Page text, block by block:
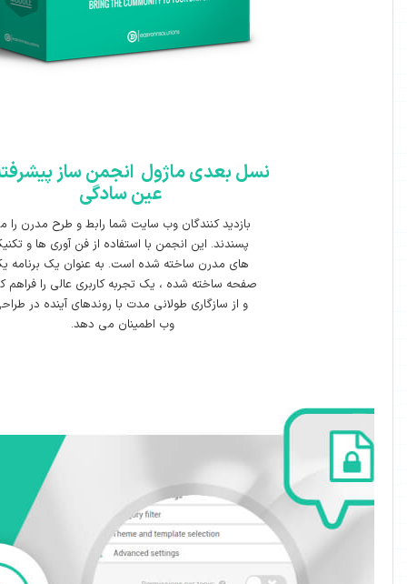
بعدی ماژول انجمن ساز پیشرفته در
بازدید کنندگان وب سایت شما رابط و طرح مدرن را می
پسندند. این انجمن با استفاده از فن آوری ها و تکنیک
های مدرن ساخته شده است. به عنوان یک برنامه یک
ساخته شده ، یک تجربه کاربری عالی را فراهم کرده
و از سازگاری طولانی مدت با روندهای آینده در طراحی
سطوح
دسترسی و
مجوز ها